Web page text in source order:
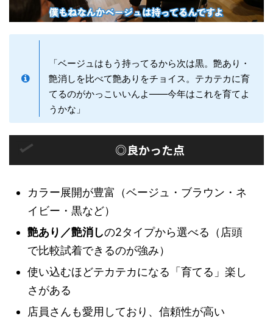
「ベージュはもう持ってるから次は黒。艶あり・
艶消しを比べて艶ありをチョイス。テカテカに育
てるのがかっこいいんよ——今年はこれを育てよ
うかな」
◎良かった点
カラー展開が豊富（ベージュ・ブラウン・ネ
イビー・黒など）
艶あり／艶消しの2タイプから選べる（店頭
で比較試着できるのが強み）
使い込むほどテカテカになる「育てる」楽し
さがある
店員さんも愛用しており、信頼性が高い